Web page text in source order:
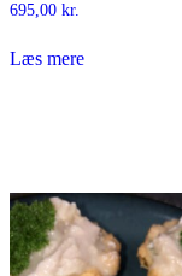
695,00 kr.
Læs mere